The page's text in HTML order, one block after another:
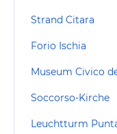
Strand Citara
Forio Ischia
Museum Civico
Soccorso-Kirche
Leuchtturm